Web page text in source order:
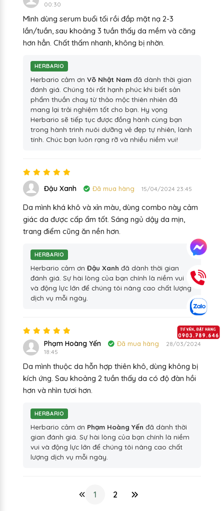
00:30
Mình dùng serum buổi tối rồi đắp mặt nạ 2-3
lần/tuần, sau khoảng 3 tuần thấy da mềm và căng
hơn hẳn. Chất thấm nhanh, không bị nhờn.
HERBARIO
Herbario cảm ơn Võ Nhật Nam đã dành thời gian
đánh giá. Chúng tôi rất hạnh phúc khi biết sản
phẩm thuần chay từ thảo mộc thiên nhiên đã
mang lại trải nghiệm tốt cho bạn. Hy vọng
Herbario sẽ tiếp tục được đồng hành cùng bạn
trong hành trình nuôi dưỡng vẻ đẹp tự nhiên, lành
tính. Chúc bạn luôn rạng rỡ và nhiều niềm vui!
Đậu Xanh Đã mua hàng 15/04/2024 23:45
Da mình khá khô và xỉn màu, dùng combo này cảm
giác da được cấp ẩm tốt. Sáng ngủ dậy da mịn,
trang điểm cũng ăn nền hơn.
HERBARIO
Herbario cảm ơn Đậu Xanh đã dành thời gian
đánh giá. Sự hài lòng của bạn chính là niềm vui
và động lực lớn để chúng tôi nâng cao chất lượng
dịch vụ mỗi ngày.
Phạm Hoàng Yến Đã mua hàng
28/03/2024
18:45
Da mình thuộc da hỗn hợp thiên khô, dùng không bị
kích ứng. Sau khoảng 2 tuần thấy da có độ đàn hồi
hơn và nhìn tươi hơn.
HERBARIO
Herbario cảm ơn Phạm Hoàng Yến đã dành thời
gian đánh giá. Sự hài lòng của bạn chính là niềm
vui và động lực lớn để chúng tôi nâng cao chất
lượng dịch vụ mỗi ngày.
1 2